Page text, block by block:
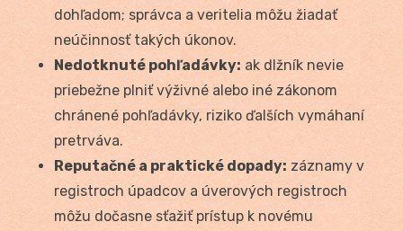
dohľadom; správca a veritelia môžu žiadať
neúčinnosť takých úkonov.
Nedotknuté pohľadávky: ak dlžník nevie
priebežne plniť výživné alebo iné zákonom
chránené pohľadávky, riziko ďalších vymáhaní
pretrváva.
Reputačné a praktické dopady: záznamy v
registroch úpadcov a úverových registroch
môžu dočasne sťažiť prístup k novému